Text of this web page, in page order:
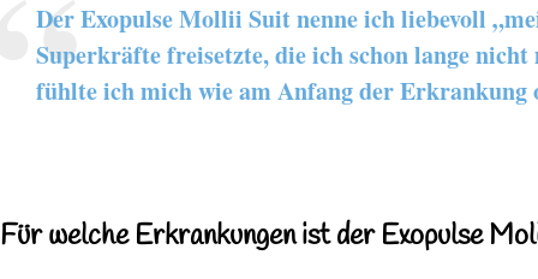
Der Exopulse Mollii Suit nenne ich liebevoll
Superkräfte freisetzte, die ich schon lange
fühlte ich mich wie am Anfang der Erkrankung
Für welche Erkrankungen ist der Exopulse